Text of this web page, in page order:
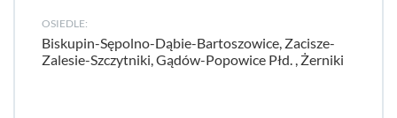
OSIEDLE:
Biskupin-Sępolno-Dąbie-Bartoszowice, Zacisze-
Zalesie-Szczytniki, Gądów-Popowice Płd. , Żerniki